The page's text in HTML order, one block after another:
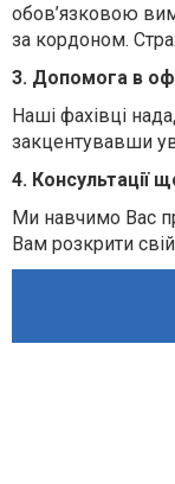
обов’язковою
за кордоном.
3. Допомога в
Наші фахівці
закцентувавши
4. Консультації
Ми навчимо Вас
Вам розкрити